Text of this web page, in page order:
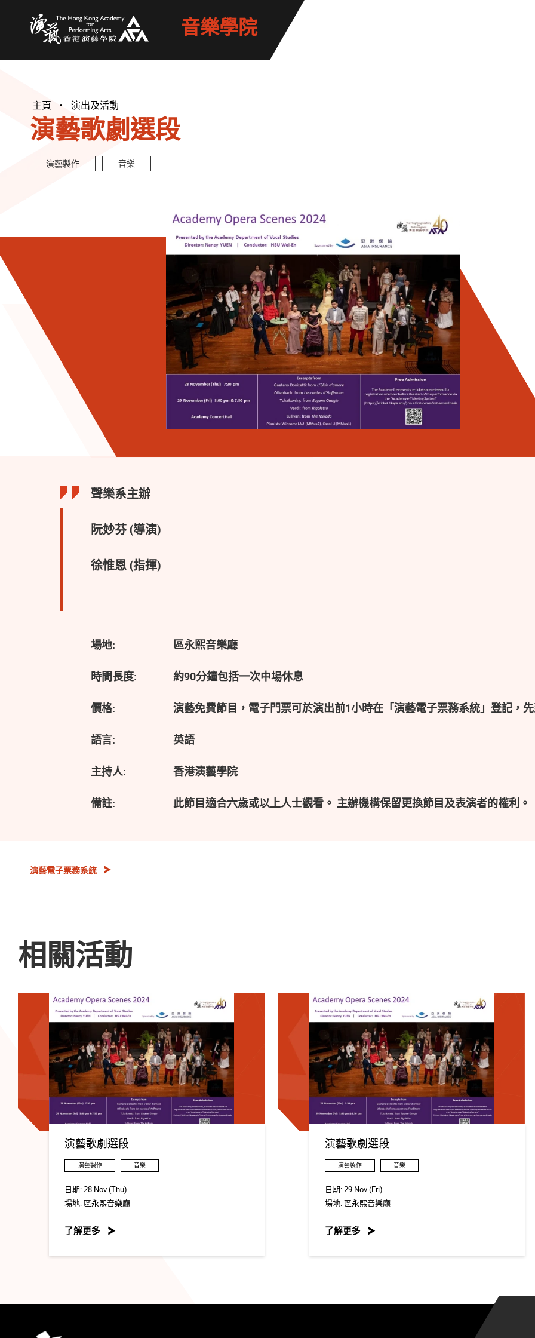
音樂學院
主頁 演出及活動
演藝歌劇選段
演藝製作 音樂
聲樂系主辦
阮妙芬 (導演)
徐惟恩 (指揮)
場地: 區永熙音樂廳
時間長度: 約90分鐘包括一次中場休息
價格: 演藝免費節目，電子門票可於演出前1小時在「演藝電子票務系統」登記，
語言: 英語
主持人: 香港演藝學院
備註: 此節目適合六歲或以上人士觀看。 主辦機構保留更換節目及表演者的權利。
演藝電子票務系統
相關活動
演藝歌劇選段
演藝製作 音樂
日期:28 Nov (Thu)
場地:區永熙音樂廳
了解更多
演藝歌劇選段
演藝製作 音樂
日期:29 Nov (Fri)
場地:區永熙音樂廳
了解更多